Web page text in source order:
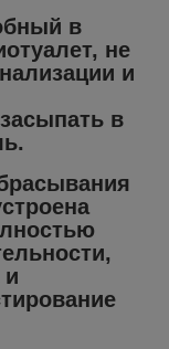
в
не
и
в
и